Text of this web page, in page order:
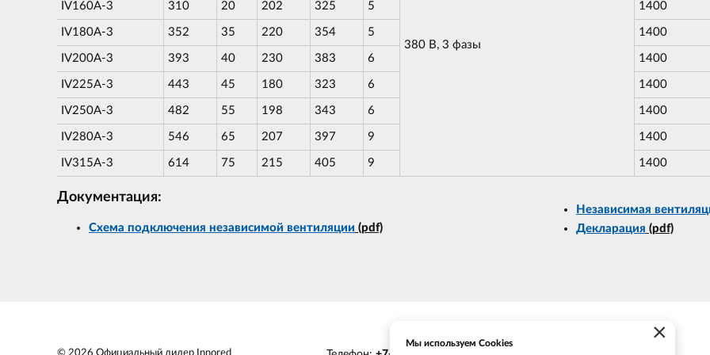
380 В, 3 фазы
IV160A-3 310 20 202 325 5 1400
IV180A-3 352 35 220 354 5 1400
IV200A-3 393 40 230 383 6 1400
IV225A-3 443 45 180 323 6 1400
IV250A-3 482 55 198 343 6 1400
IV280A-3 546 65 207 397 9 1400
IV315A-3 614 75 215 405 9 1400
Документация:
Схема подключения независимой вентиляции (pdf)
Независимая
Декларация (pdf)
×
Мы используем Cookies